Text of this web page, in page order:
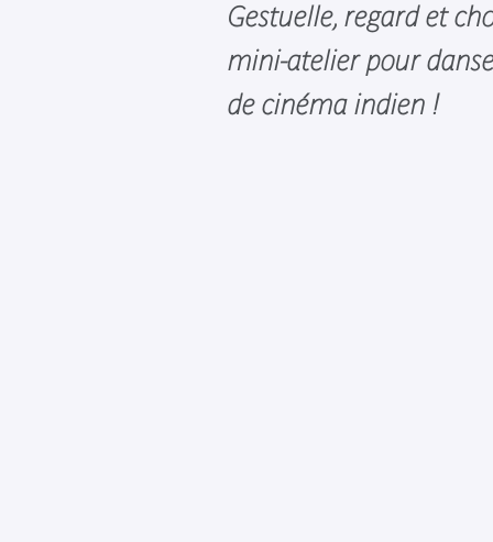
Gestuelle, regard et
mini-atelier pour
de cinéma indien !